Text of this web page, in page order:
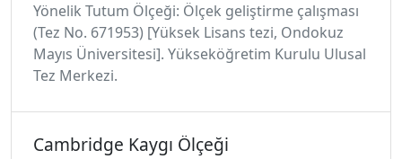
Yönelik Tutum Ölçeği: Ölçek geliştirme çalışması
(Tez No. 671953) [Yüksek Lisans tezi, Ondokuz
Mayıs Üniversitesi]. Yükseköğretim Kurulu Ulusal
Tez Merkezi.
Cambridge Kaygı Ölçeği